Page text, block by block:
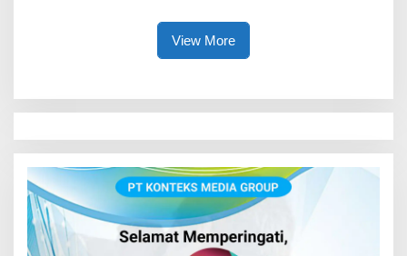
View More